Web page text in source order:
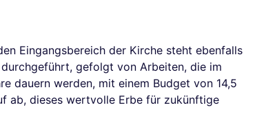
Eingangsbereich der Kirche steht ebenfalls
gefolgt von Arbeiten, die im
dauern werden, mit einem Budget von 14,5
ab, dieses wertvolle Erbe für zukünftige